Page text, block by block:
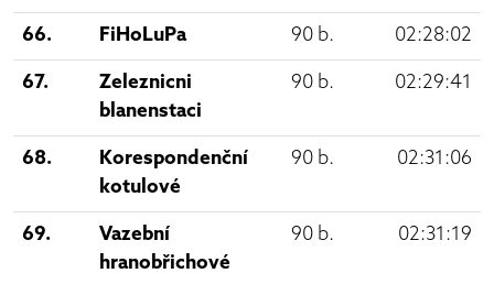
66. FiHoLuPa 90 b. 02:28:02
67.
Zeleznicni
blanenstaci
90 b. 02:29:41
68.
Korespondenční
kotulové
90 b. 02:31:06
69.
Vazební
hranobřichové
90 b. 02:31:19